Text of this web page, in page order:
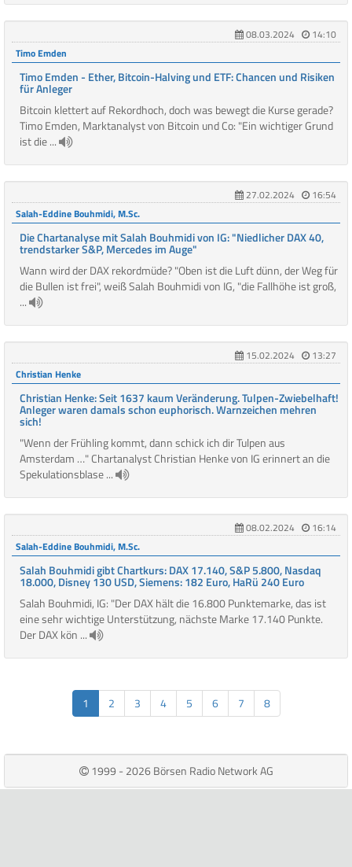
08.03.2024
14:10
Timo Emden
Timo Emden - Ether, Bitcoin-Halving und ETF: Chancen und Risiken
für Anleger
Bitcoin klettert auf Rekordhoch, doch was bewegt die Kurse gerade?
Timo Emden, Marktanalyst von Bitcoin und Co: "Ein wichtiger Grund
ist die ...
27.02.2024
16:54
Salah-Eddine Bouhmidi, M.Sc.
Die Chartanalyse mit Salah Bouhmidi von IG: "Niedlicher DAX 40,
trendstarker S&P, Mercedes im Auge"
Wann wird der DAX rekordmüde? "Oben ist die Luft dünn, der Weg für
die Bullen ist frei", weiß Salah Bouhmidi von IG, "die Fallhöhe ist groß,
...
15.02.2024
13:27
Christian Henke
Christian Henke: Seit 1637 kaum Veränderung. Tulpen-Zwiebelhaft!
Anleger waren damals schon euphorisch. Warnzeichen mehren
sich!
"Wenn der Frühling kommt, dann schick ich dir Tulpen aus
Amsterdam …" Chartanalyst Christian Henke von IG erinnert an die
Spekulationsblase ...
08.02.2024
16:14
Salah-Eddine Bouhmidi, M.Sc.
Salah Bouhmidi gibt Chartkurs: DAX 17.140, S&P 5.800, Nasdaq
18.000, Disney 130 USD, Siemens: 182 Euro, HaRü 240 Euro
Salah Bouhmidi, IG: "Der DAX hält die 16.800 Punktemarke, das ist
eine sehr wichtige Unterstützung, nächste Marke 17.140 Punkte.
Der DAX kön ...
1 2 3 4 5 6 7 8
1999 - 2026 Börsen Radio Network AG